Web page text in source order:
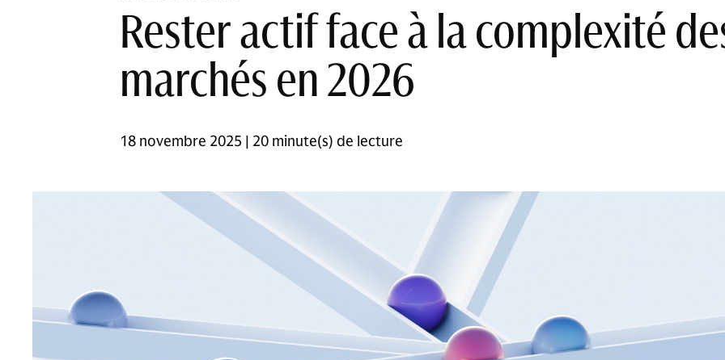
Rester actif face à la complexité
marchés en 2026
18 novembre 2025 | 20 minute(s) de lecture